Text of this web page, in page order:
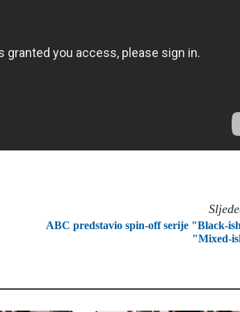
ABC predstavio spin-off serije "Black-
"Mixed-